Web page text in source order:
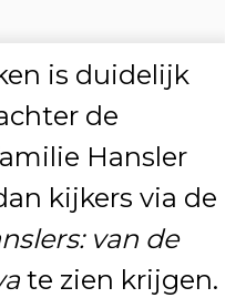
is duidelijk
de
Hansler
kijkers via de
van de
te zien krijgen.